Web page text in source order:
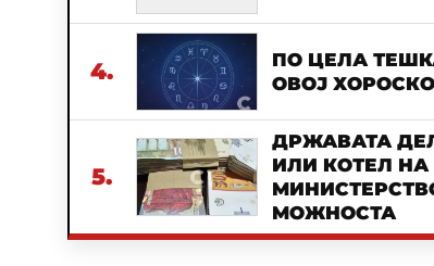
4.
ПО ЦЕЛА
ОВОЈ
5.
ДРЖАВАТА
ИЛИ КОТЕЛ НА
МОЖНОСТА